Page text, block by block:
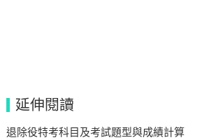
延伸閱讀
退除役特考科目及考試題型與成績計算